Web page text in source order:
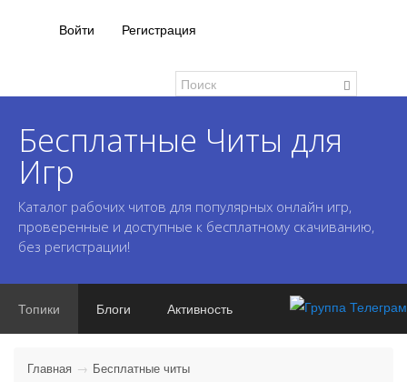
Войти Регистрация
Бесплатные Читы для
Игр
Каталог рабочих читов для популярных онлайн игр,
проверенные и доступные к бесплатному скачиванию,
без регистрации!
Топики Блоги Активность
Главная
Бесплатные читы